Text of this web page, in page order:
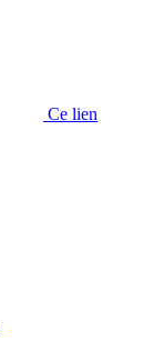
Ce lien